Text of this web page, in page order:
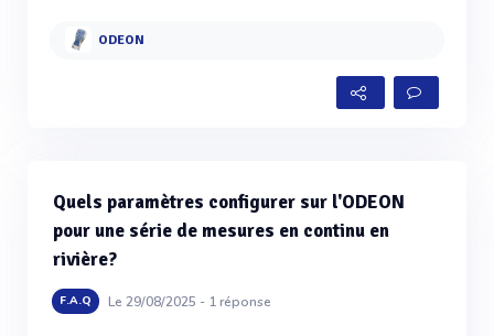
ODEON
Quels paramètres configurer sur l'ODEON
pour une série de mesures en continu en
rivière?
F.A.Q Le 29/08/2025 - 1réponse